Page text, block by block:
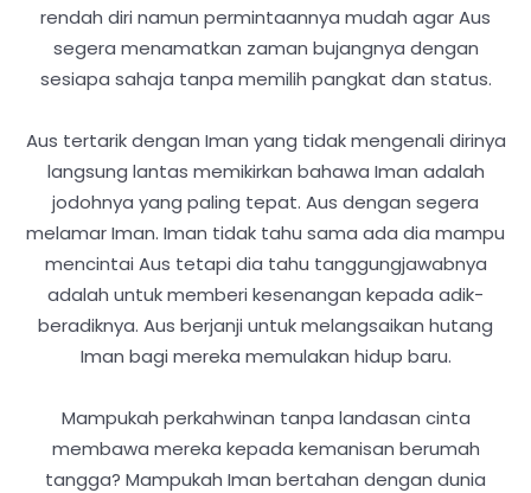
rendah diri namun permintaannya mudah agar Aus
segera menamatkan zaman bujangnya dengan
sesiapa sahaja tanpa memilih pangkat dan status.
Aus tertarik dengan Iman yang tidak mengenali dirinya
langsung lantas memikirkan bahawa Iman adalah
jodohnya yang paling tepat. Aus dengan segera
melamar Iman. Iman tidak tahu sama ada dia mampu
mencintai Aus tetapi dia tahu tanggungjawabnya
adalah untuk memberi kesenangan kepada adik-
beradiknya. Aus berjanji untuk melangsaikan hutang
Iman bagi mereka memulakan hidup baru.
Mampukah perkahwinan tanpa landasan cinta
membawa mereka kepada kemanisan berumah
tangga? Mampukah Iman bertahan dengan dunia